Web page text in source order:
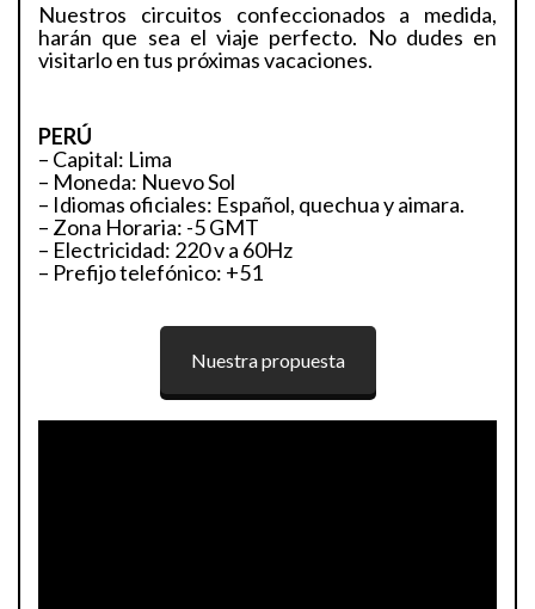
Nuestros circuitos confeccionados a medida,
harán que sea el viaje perfecto. No dudes en
visitarlo en tus próximas vacaciones.
PERÚ
– Capital: Lima
– Moneda: Nuevo Sol
– Idiomas oficiales: Español, quechua y aimara.
– Zona Horaria: -5 GMT
– Electricidad: 220 v a 60Hz
– Prefijo telefónico: +51
Nuestra propuesta